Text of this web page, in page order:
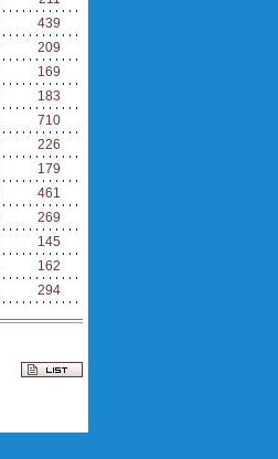
439
209
169
183
710
226
179
461
269
145
162
294